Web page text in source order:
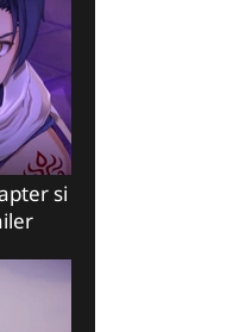
si